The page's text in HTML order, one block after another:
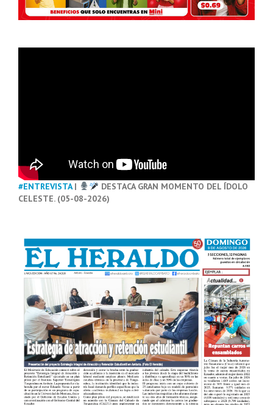
#ENTREVISTA|
DESTACA GRAN MOMENTO DEL ÍDOLO
CELESTE. (05-08-2026)